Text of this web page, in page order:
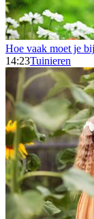
Hoe vaak moet je
14:23Tuinieren